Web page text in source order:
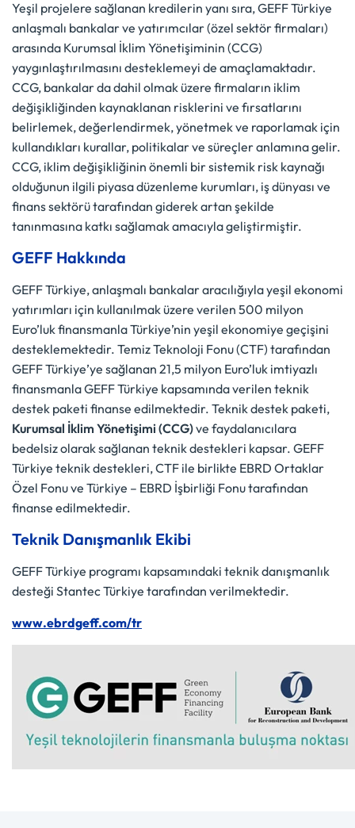
Yeşil projelere sağlanan kredilerin yanı sıra, GEFF Türkiye
anlaşmalı bankalar ve yatırımcılar (özel sektör firmaları)
arasında Kurumsal İklim Yönetişiminin (CCG)
yaygınlaştırılmasını desteklemeyi de amaçlamaktadır.
CCG, bankalar da dahil olmak üzere firmaların iklim
değişikliğinden kaynaklanan risklerini ve fırsatlarını
belirlemek, değerlendirmek, yönetmek ve raporlamak için
kullandıkları kurallar, politikalar ve süreçler anlamına gelir.
CCG, iklim değişikliğinin önemli bir sistemik risk kaynağı
olduğunun ilgili piyasa düzenleme kurumları, iş dünyası ve
finans sektörü tarafından giderek artan şekilde
tanınmasına katkı sağlamak amacıyla geliştirmiştir.
GEFF Hakkında
GEFF Türkiye, anlaşmalı bankalar aracılığıyla yeşil ekonomi
yatırımları için kullanılmak üzere verilen 500 milyon
Euro’luk finansmanla Türkiye’nin yeşil ekonomiye geçişini
desteklemektedir. Temiz Teknoloji Fonu (CTF) tarafından
GEFF Türkiye’ye sağlanan 21,5 milyon Euro’luk imtiyazlı
finansmanla GEFF Türkiye kapsamında verilen teknik
destek paketi finanse edilmektedir. Teknik destek paketi,
Kurumsal İklim Yönetişimi (CCG)ve faydalanıcılara
bedelsiz olarak sağlanan teknik destekleri kapsar. GEFF
Türkiye teknik destekleri, CTF ile birlikte EBRD Ortaklar
Özel Fonu ve Türkiye – EBRD İşbirliği Fonu tarafından
finanse edilmektedir.
Teknik Danışmanlık Ekibi
GEFF Türkiye programı kapsamındaki teknik danışmanlık
desteği Stantec Türkiye tarafından verilmektedir.
www.ebrdgeff.com/tr